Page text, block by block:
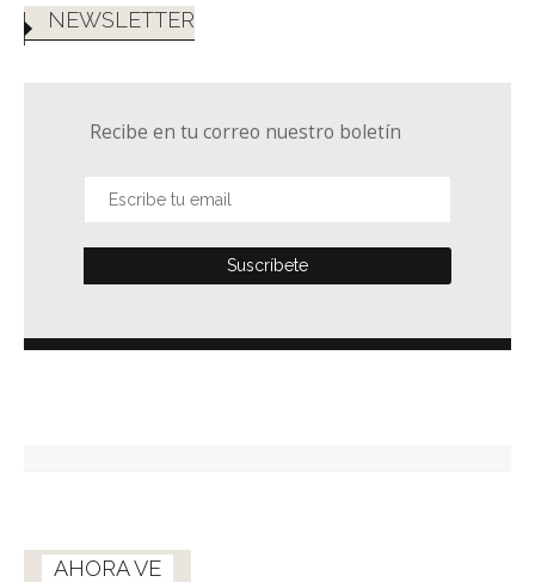
NEWSLETTER
Recibe en tu correo nuestro boletín
AHORA VE